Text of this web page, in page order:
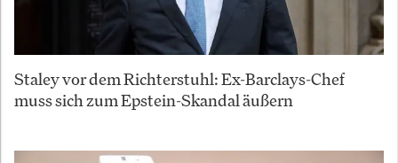
Staley vor dem Richterstuhl: Ex-Barclays-Chef
muss sich zum Epstein-Skandal äußern